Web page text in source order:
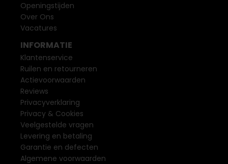
Openingstijden
Over Ons
Vacatures
INFORMATIE
Klantenservice
Ruilen en retourneren
Actievoorwaarden
Reviews
Privacyverklaring
Privacy & Cookies
Veelgestelde vragen
Levering en betaling
Garantie en defecten
Algemene voorwaarden